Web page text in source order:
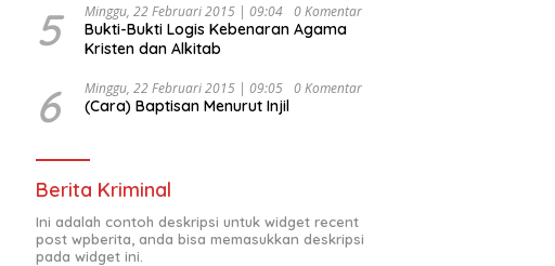
5 Minggu, 22 Februari 2015 | 09:04 0 Komentar
Bukti-Bukti Logis Kebenaran Agama
Kristen dan Alkitab
6 Minggu, 22 Februari 2015 | 09:05 0 Komentar
(Cara) Baptisan Menurut Injil
Berita Kriminal
Ini adalah contoh deskripsi untuk widget recent
post wpberita, anda bisa memasukkan deskripsi
pada widget ini.